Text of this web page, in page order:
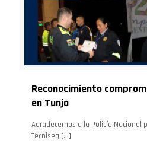
Reconocimiento
en Tunja
Agradecemos a la Policía Nacional
Tecniseg […]